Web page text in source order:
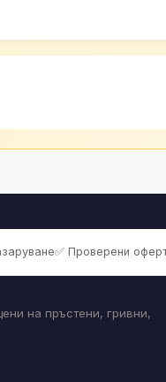
✅ Проверени
на пръстени, гривни,